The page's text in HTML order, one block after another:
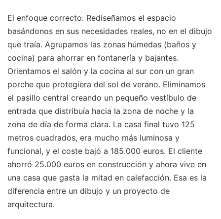
El enfoque correcto: Rediseñamos el espacio
basándonos en sus necesidades reales, no en el dibujo
que traía. Agrupamos las zonas húmedas (baños y
cocina) para ahorrar en fontanería y bajantes.
Orientamos el salón y la cocina al sur con un gran
porche que protegiera del sol de verano. Eliminamos
el pasillo central creando un pequeño vestíbulo de
entrada que distribuía hacia la zona de noche y la
zona de día de forma clara. La casa final tuvo 125
metros cuadrados, era mucho más luminosa y
funcional, y el coste bajó a 185.000 euros. El cliente
ahorró 25.000 euros en construcción y ahora vive en
una casa que gasta la mitad en calefacción. Esa es la
diferencia entre un dibujo y un proyecto de
arquitectura.